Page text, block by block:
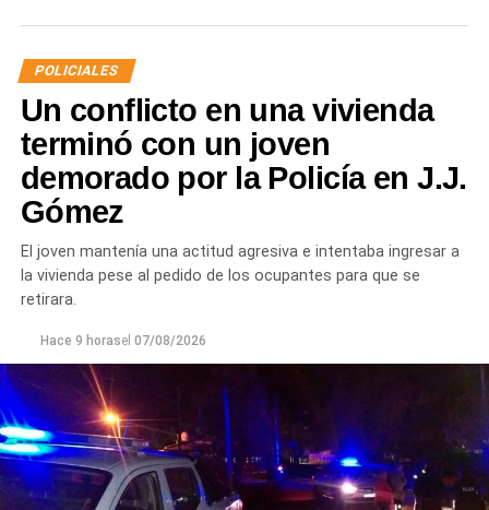
calidad de secuestro y queden a disposición de la
POLICIALES
Un conflicto en una vivienda
terminó con un joven
demorado por la Policía en J.J.
Gómez
El joven mantenía una actitud agresiva e intentaba ingresar a
la vivienda pese al pedido de los ocupantes para que se
retirara.
Hace 9 horasel 07/08/2026